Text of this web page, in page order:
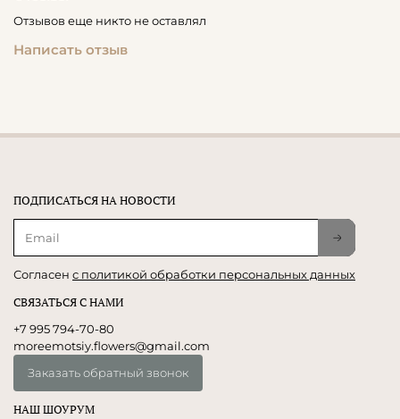
Отзывов еще никто не оставлял
Написать отзыв
ПОДПИСАТЬСЯ НА НОВОСТИ
Согласен с политикой обработки персональных данных
СВЯЗАТЬСЯ С НАМИ
+7 995 794-70-80
moreemotsiy.flowers@gmail.com
Заказать обратный звонок
НАШ ШОУРУМ